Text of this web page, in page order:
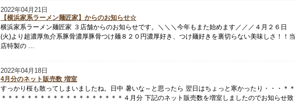
2022年04月21日
【横浜家系ラーメン麺匠家】からのお知らせ☆
横浜家系ラーメン麺匠家 ３店舗からのお知らせです。＼＼＼今年もまた始めます／／／４月２６日
(火)より超濃厚魚介系豚骨濃厚豚骨つけ麺８２０円濃厚好き、つけ麺好きを裏切らない美味しさ！！当
店特製の ...
2022年04月18日
4月分のネット販売数 増室
すっかり桜も散ってしまいましたね。日中 暑いな～と思ったら 翌日はちょっと寒かったり・・・＊＊
＊＊＊＊＊＊＊＊＊＊＊＊＊＊＊＊＊＊＊４月分 下記のネット販売数を増室しましたのでお知らせ致